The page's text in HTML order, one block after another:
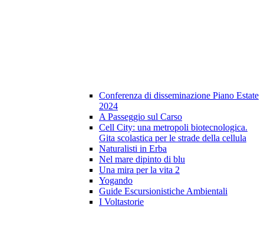
Conferenza di disseminazione Piano Estate
2024
A Passeggio sul Carso
Cell City: una metropoli biotecnologica.
Gita scolastica per le strade della cellula
Naturalisti in Erba
Nel mare dipinto di blu
Una mira per la vita 2
Yogando
Guide Escursionistiche Ambientali
I Voltastorie